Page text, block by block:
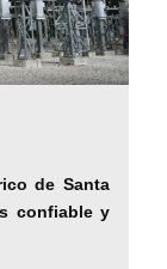
de Santa
confiable y